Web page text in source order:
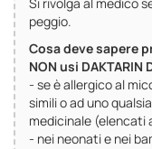
peggio.
Cosa deve sapere
NON usi DAKTARIN
- se è allergico al
simili o ad uno
medicinale (elencati
- nei neonati e nei